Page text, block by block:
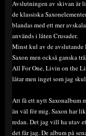
Avslutningen av skivan är
de klassiska
blandas med ett mer
används i låten Crusader.
Minst kul av de avslutande
Saxon men också ganska
All For One, Livin on the
låtar men inget som jag
Att få ett nytt Saxonalbum
än väl för mig. Saxon har
redan. Det jag vill ha utav
det får jag. De album på